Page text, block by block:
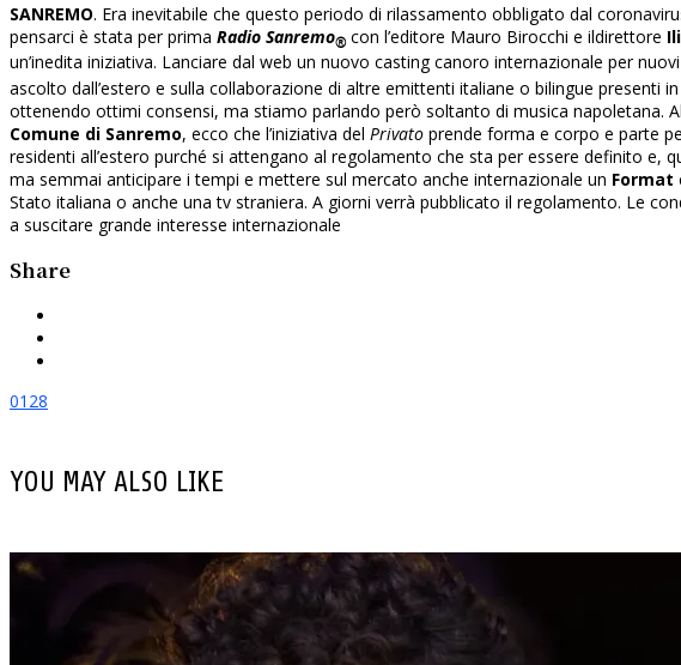
SANREMO. Era inevitabile che questo periodo di rilassamento obbligato dal
pensarci è stata per prima Radio Sanremo® con l’editore Mauro Birocchi e ildirettore
un’inedita iniziativa. Lanciare dal web un nuovo casting canoro internazionale per nuovi
ascolto dall’estero e sulla collaborazione di altre emittenti italiane o bilingue presenti
ottenendo ottimi consensi, ma stiamo parlando però soltanto di musica napoletana.
Comune di Sanremo, ecco che l’iniziativa del Privato prende forma e corpo e parte
residenti all’estero purché si attengano al regolamento che sta per essere definito
ma semmai anticipare i tempi e mettere sul mercato anche internazionale un Format
Stato italiana o anche una tv straniera. A giorni verrà pubblicato il regolamento. Le
a suscitare grande interesse internazionale
Share
0128
YOU MAY ALSO LIKE